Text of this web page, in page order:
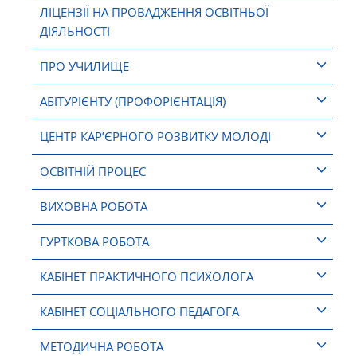
ЛІЦЕНЗІЇ НА ПРОВАДЖЕННЯ ОСВІТНЬОЇ
ДІЯЛЬНОСТІ
ПРО УЧИЛИЩЕ
АБІТУРІЄНТУ (ПРОФОРІЄНТАЦІЯ)
ЦЕНТР КАР’ЄРНОГО РОЗВИТКУ МОЛОДІ
ОСВІТНІЙ ПРОЦЕС
ВИХОВНА РОБОТА
ГУРТКОВА РОБОТА
КАБІНЕТ ПРАКТИЧНОГО ПСИХОЛОГА
КАБІНЕТ СОЦІАЛЬНОГО ПЕДАГОГА
МЕТОДИЧНА РОБОТА